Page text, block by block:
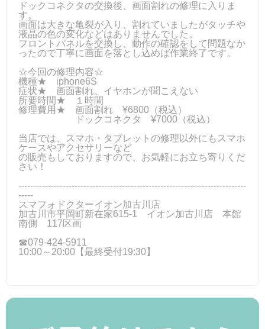
ドックコネクタの交換後、画面割れの修理に入りま
す。
画面は大きな亀裂が入り、割れていましたがタッチや
液晶の色の変化などはありませんでした。
フロントパネルを交換し、動作の確認をして問題なか
ったので丁寧に画面を落とし込めば作業終了です。
☆今回の修理内容☆
機種★ iphone6S
症状★ 画面割れ、イヤホンが聞こえない
所要時間★ １時間
修理費用★ 画面割れ ¥6800（税込）
ドックコネクタ ¥7000（税込）
当店では、スマホ・タブレットの修理以外にもスマホ
ケースやアクセサリーなど
の販売もしておりますので、お気軽にお立ち寄りくだ
さい！
-----------------------------------------------------------------------------
-----
スマフォドクターイオン加古川店
加古川市平岡町新在家615-1 イオン加古川店 本館
南側 117区画
☎079-424‐5911
10:00～20:00【最終受付19:30】